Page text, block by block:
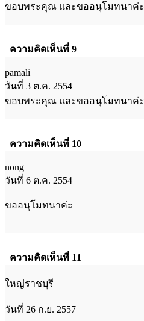
ขอบพระคุณ และขออนุโมทนาค่ะ
ความคิดเห็นที่ 9
pamali
วันที่ 3 ต.ค. 2554
ขอบพระคุณ และขออนุโมทนาค่ะ
ความคิดเห็นที่ 10
nong
วันที่ 6 ต.ค. 2554
ขออนุโมทนาค่ะ
ความคิดเห็นที่ 11
ใหญ่ราชบุรี
วันที่ 26 ก.ย. 2557